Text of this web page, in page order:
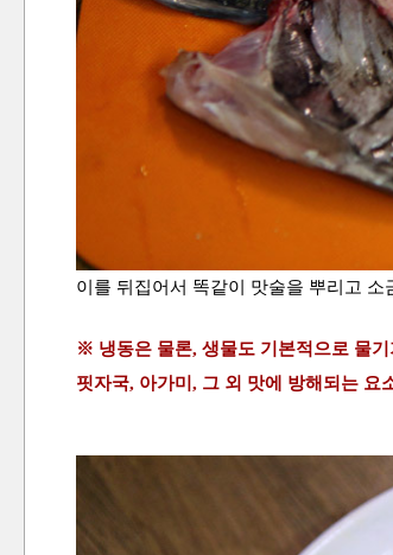
이를 뒤집어서 똑같이 맛술을 뿌리고 소
※ 냉동은 물론, 생물도 기본적으로 물
핏자국, 아가미, 그 외 맛에 방해되는 요